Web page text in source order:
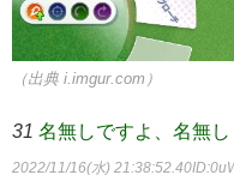
（出典 i.imgur.com）
31 名無しですよ、名無
2022/11/16(水) 21:38:52.40